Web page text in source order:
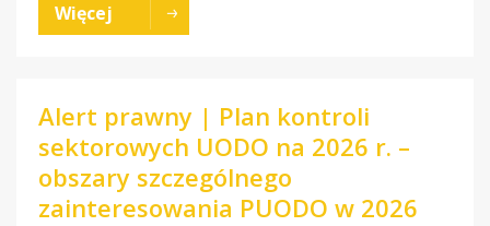
Więcej
Alert prawny | Plan kontroli
sektorowych UODO na 2026 r. –
obszary szczególnego
zainteresowania PUODO w 2026